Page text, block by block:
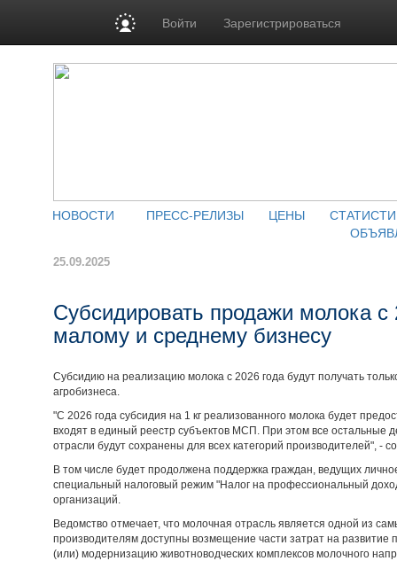
Войти Зарегистрироваться
НОВОСТИ ПРЕСС-РЕЛИЗЫ ЦЕНЫ
25.09.2025
Субсидировать продажи молока с
малому и среднему бизнесу
Субсидию на реализацию молока с 2026 года будут получать
агробизнеса.
"С 2026 года субсидия на 1 кг реализованного молока будет
входят в единый реестр субъектов МСП. При этом все остальные
отрасли будут сохранены для всех категорий производителей", -
В том числе будет продолжена поддержка граждан, ведущих
специальный налоговый режим "Налог на профессиональный
организаций.
Ведомство отмечает, что молочная отрасль является одной из
производителям доступны возмещение части затрат на развитие
(или) модернизацию животноводческих комплексов молочного